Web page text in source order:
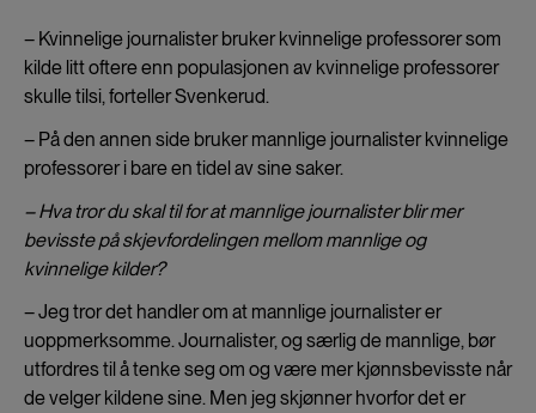
– Kvinnelige journalister bruker kvinnelige professorer som
kilde litt oftere enn populasjonen av kvinnelige professorer
skulle tilsi, forteller Svenkerud.
– På den annen side bruker mannlige journalister kvinnelige
professorer i bare en tidel av sine saker.
– Hva tror du skal til for at mannlige journalister blir mer
bevisste på skjevfordelingen mellom mannlige og
kvinnelige kilder?
– Jeg tror det handler om at mannlige journalister er
uoppmerksomme. Journalister, og særlig de mannlige, bør
utfordres til å tenke seg om og være mer kjønnsbevisste når
de velger kildene sine. Men jeg skjønner hvorfor det er